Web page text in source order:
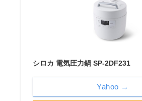
シロカ 電気圧力鍋 SP-2DF231
Yahoo →